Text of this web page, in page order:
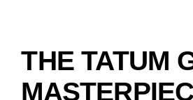
THE TATUM